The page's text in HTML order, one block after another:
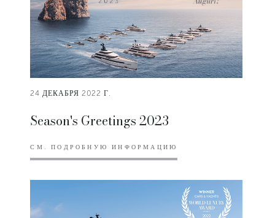
24 ДЕКАБРЯ 2022 Г.
Season's Greetings 2023
СМ. ПОДРОБНУЮ ИНФОРМАЦИЮ